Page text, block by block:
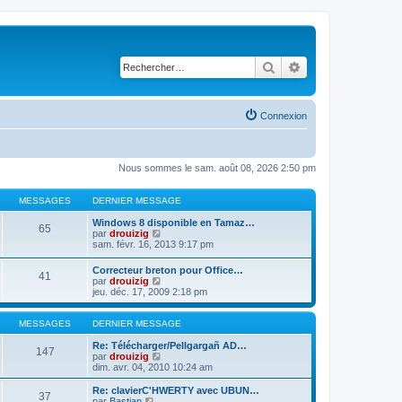
Rechercher
Connexion
Nous sommes le sam. août 08, 2026 2:50 pm
MESSAGES DERNIER MESSAGE
65
Windows 8 disponible en Tamaz…
par drouizig
o
u
l
t
e
r
l
d
e
r
n
i
sam. févr. 16, 2013 9:17 pm
41
Correcteur breton pour Office…
par drouizig
o
n
s
u
l
t
r
l
e
jeu. déc. 17, 2009 2:18 pm
MESSAGES DERNIER MESSAGE
147
Re: Télécharger/Pellgargañ AD…
par drouizig
o
n
s
dim. avr. 04, 2010 10:24 am
37
Re: clavierC'HWERTY avec UBUN…